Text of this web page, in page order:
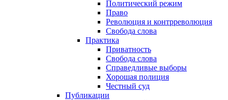
Политический режим
Право
Революция и контрреволюция
Свобода слова
Практика
Приватность
Свобода слова
Справедливые выборы
Хорошая полиция
Честный суд
Публикации